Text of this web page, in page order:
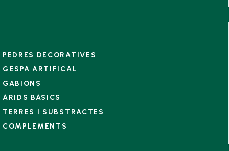
PEDRES DECORATIVES
GESPA ARTIFICAL
GABIONS
ÀRIDS BÀSICS
TERRES I SUBSTRACTES
COMPLEMENTS